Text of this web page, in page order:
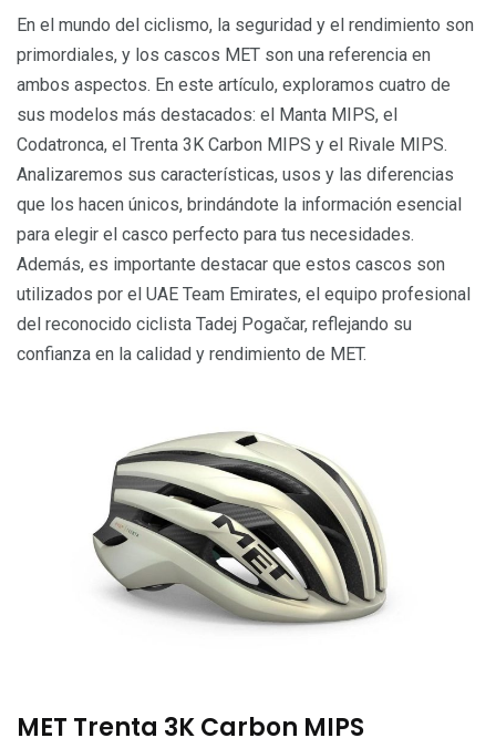
En el mundo del ciclismo, la seguridad y el rendimiento son
primordiales, y los cascos MET son una referencia en
ambos aspectos. En este artículo, exploramos cuatro de
sus modelos más destacados: el Manta MIPS, el
Codatronca, el Trenta 3K Carbon MIPS y el Rivale MIPS.
Analizaremos sus características, usos y las diferencias
que los hacen únicos, brindándote la información esencial
para elegir el casco perfecto para tus necesidades.
Además, es importante destacar que estos cascos son
utilizados por el UAE Team Emirates, el equipo profesional
del reconocido ciclista Tadej Pogačar, reflejando su
confianza en la calidad y rendimiento de MET.
MET Trenta 3K Carbon MIPS